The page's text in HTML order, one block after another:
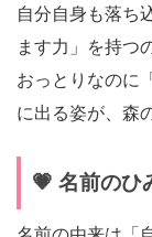
自分自身も落ち
ます力」を持つ
おっとりなのに
に出る姿が、森
💗 名前のひ